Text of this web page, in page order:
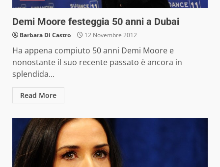
Demi Moore festeggia 50 anni a Dubai
Barbara Di Castro 12 Novembre 2012
Ha appena compiuto 50 anni Demi Moore e
nonostante il suo recente passato è ancora in
splendida...
Read More